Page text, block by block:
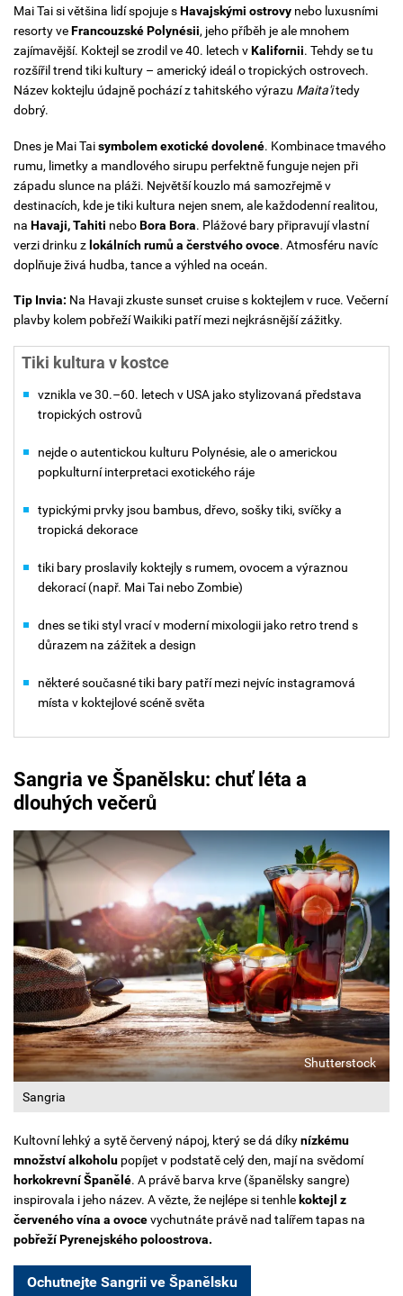
Mai Tai si většina lidí spojuje sHavajskými ostrovy nebo luxusními
resorty veFrancouzské Polynésii, jeho příběh je ale mnohem
zajímavější. Koktejl se zrodil ve 40. letech vKalifornii. Tehdy se tu
rozšířil trend tiki kultury – americký ideál o tropických ostrovech.
Název koktejlu údajně pochází z tahitského výrazu Maita'itedy
dobrý.
Dnes je Mai Taisymbolem exotické dovolené. Kombinace tmavého
rumu, limetky a mandlového sirupu perfektně funguje nejen při
západu slunce na pláži. Největší kouzlo má samozřejmě v
destinacích, kde je tiki kultura nejen snem, ale každodenní realitou,
na Havaji, Tahiti neboBora Bora. Plážové bary připravují vlastní
verzi drinku z lokálních rumů a čerstvého ovoce. Atmosféru navíc
doplňuje živá hudba, tance a výhled na oceán.
Tip Invia: Na Havaji zkuste sunset cruise s koktejlem v ruce. Večerní
plavby kolem pobřeží Waikiki patří mezi nejkrásnější zážitky.
Tiki kultura v kostce
vznikla ve 30.–60. letech v USA jako stylizovaná představa
tropických ostrovů
nejde o autentickou kulturu Polynésie, ale o americkou
popkulturní interpretaci exotického ráje
typickými prvky jsou bambus, dřevo, sošky tiki, svíčky a
tropická dekorace
tiki bary proslavily koktejly s rumem, ovocem a výraznou
dekorací (např. Mai Tai nebo Zombie)
dnes se tiki styl vrací v moderní mixologii jako retro trend s
důrazem na zážitek a design
některé současné tiki bary patří mezi nejvíc instagramová
místa v koktejlové scéně světa
Sangria ve Španělsku: chuť léta a
dlouhých večerů
Sangria
Shutterstock
Kultovní lehký a sytě červený nápoj, který se dá díkynízkému
množství alkoholu popíjet v podstatě celý den, mají na svědomí
horkokrevní Španělé. A právě barva krve (španělsky sangre)
inspirovala i jeho název. A vězte, že nejlépe si tenhle koktejl z
červeného vína a ovocevychutnáte právě nad talířem tapas na
pobřeží Pyrenejského poloostrova.
Ochutnejte Sangrii ve Španělsku